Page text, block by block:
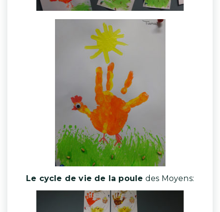
Le cycle de vie de la poule des Moyens: